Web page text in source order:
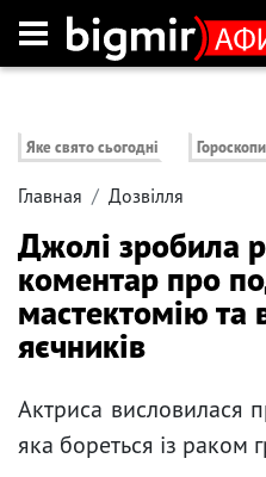
Яке свято сьогодні
Главная Дозвілля
Джолі зробила
коментар про
мастектомію та
яєчників
Актриса висловилася
яка бореться із раком